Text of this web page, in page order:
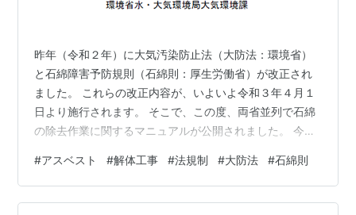
昨年（令和２年）に大気汚染防止法（大防法：環境省）
と石綿障害予防規則（石綿則：厚生労働省）が改正され
ました。 これらの改正内容が、いよいよ令和３年４月１
日より施行されます。 そこで、この度、両省並列で石綿
の除去作業に関するマニュアルが公開されました。 今
します。 これまで同じようなマニュアルは平成３０年３
月に厚労省で作成された『石綿飛散漏えい防止対策徹底
マニュアル[２．２０版]』というものがありました。 こ
#アスベスト #解体工事 #法規制 #大防法 #石綿則